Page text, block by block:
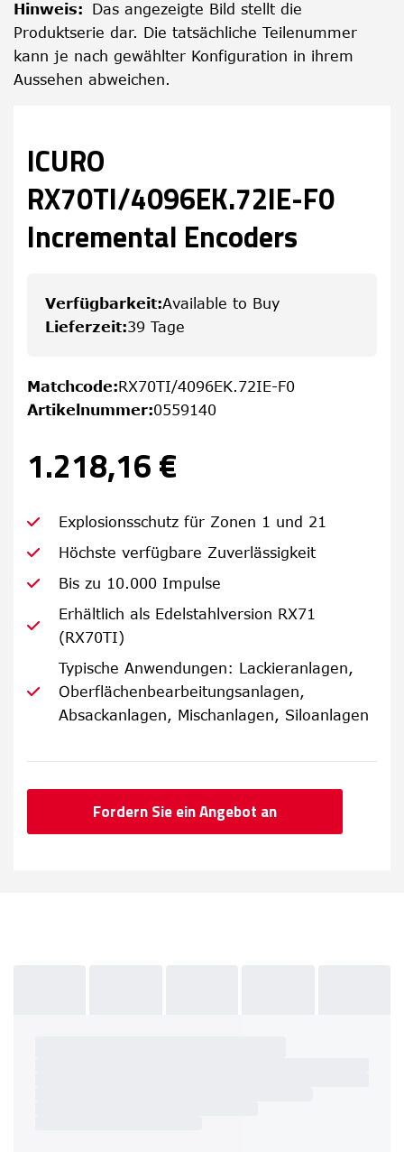
Hinweis: Das angezeigte Bild stellt die
Produktserie dar. Die tatsächliche Teilenummer
kann je nach gewählter Konfiguration in ihrem
Aussehen abweichen.
ICURO
RX70TI/4096EK.72IE-F0
Incremental Encoders
Verfügbarkeit:Available to Buy
Lieferzeit:39 Tage
Matchcode:RX70TI/4096EK.72IE-F0
Artikelnummer:0559140
1.218,16 €
Explosionsschutz für Zonen 1 und 21
Höchste verfügbare Zuverlässigkeit
Bis zu 10.000 Impulse
Erhältlich als Edelstahlversion RX71
(RX70TI)
Typische Anwendungen: Lackieranlagen,
Oberflächenbearbeitungsanlagen,
Absackanlagen, Mischanlagen, Siloanlagen
Fordern Sie ein Angebot an